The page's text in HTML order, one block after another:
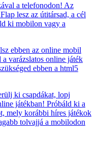
a telefonodon! Az
lesz az útitársad, a cél
ki mobilon vagy a
ebben az online mobil
varázslatos online játék
ebben a html5
ki csapdákat, lopj
játékban! Próbáld ki a
mely korábbi híres játékok
tolvajjá a mobilodon